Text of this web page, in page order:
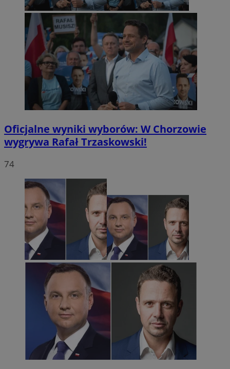
Oficjalne wyniki wyborów: W Chorzowie
wygrywa Rafał Trzaskowski!
74